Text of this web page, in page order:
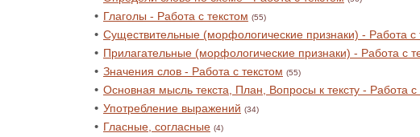
• Глаголы - Работа с текстом (55)
• Существительные (морфологические признаки) - Работа с
• Прилагательные (морфологические признаки) - Работа с
• Значения слов - Работа с текстом (55)
• Основная мысль текста, План, Вопросы к тексту - Работа с
• Употребление выражений (34)
• Гласные, согласные (4)